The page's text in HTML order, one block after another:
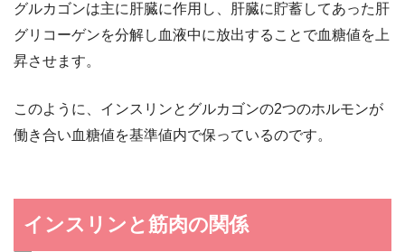
グルカゴンは主に肝臓に作用し、肝臓に貯蓄してあった肝
グリコーゲンを分解し血液中に放出することで血糖値を上
昇させます。
このように、インスリンとグルカゴンの2つのホルモンが
働き合い血糖値を基準値内で保っているのです。
インスリンと筋肉の関係